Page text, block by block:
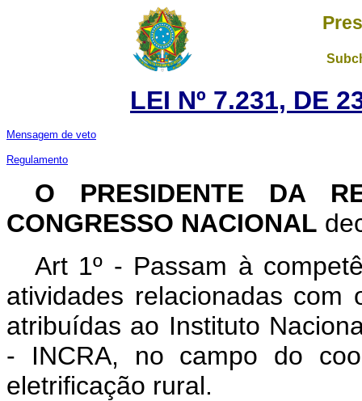
LEI Nº 7.231, DE
Mensagem de veto
Regulamento
O PRESIDENTE DA
CONGRESSO NACIONAL
Art 1º - Passam à
atividades relacionadas com
atribuídas ao Instituto
- INCRA, no campo do
eletrificação rural.